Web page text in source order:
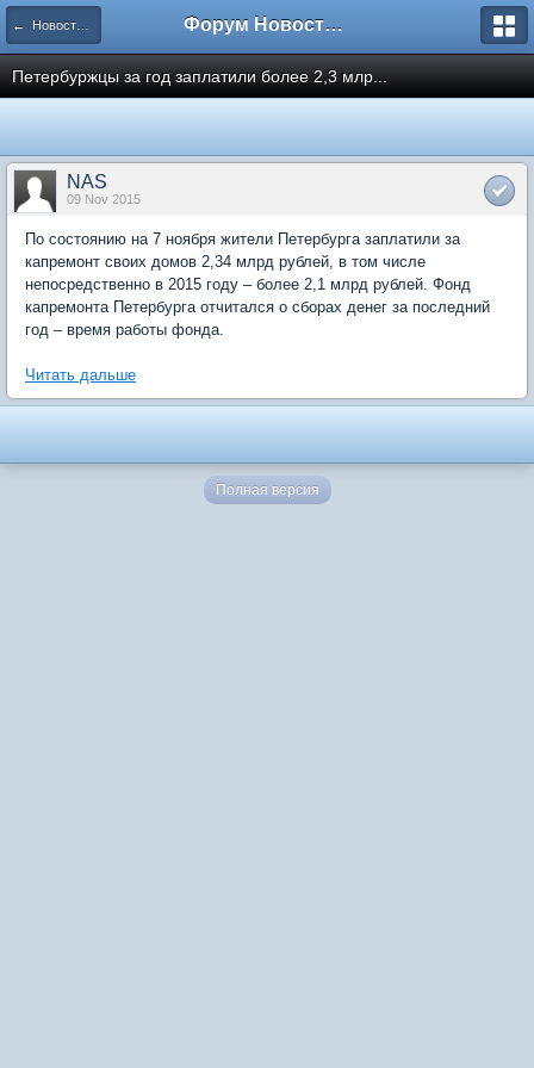
← Новости рынка недвижимости Форум Новостройки
Петербуржцы за год заплатили более 2,3 млр...
NAS
09 Nov 2015
По состоянию на 7 ноября жители Петербурга заплатили за
капремонт своих домов 2,34 млрд рублей, в том числе
непосредственно в 2015 году – более 2,1 млрд рублей. Фонд
капремонта Петербурга отчитался о сборах денег за последний
год – время работы фонда.
Читать дальше
Полная версия